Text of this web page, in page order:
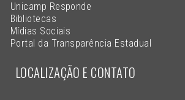
Unicamp Responde
Bibliotecas
Mídias Sociais
Portal da Transparência Estadual
LOCALIZAÇÃO E CONTATO